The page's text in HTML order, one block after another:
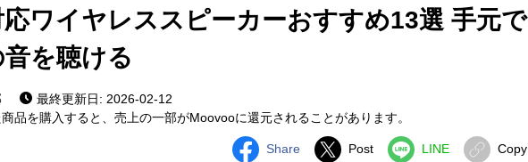
ワイヤレススピーカーおすすめ13選 手元で
を聴ける
最終更新日: 2026-02-12
品を購入すると、売上の一部がMoovooに還元されることがあります。
Share Post LINE Copy